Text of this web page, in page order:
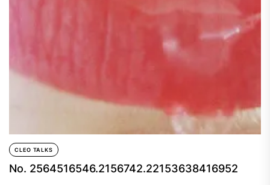
CLEO TALKS
No. 2564516546.2156742.22153638416952